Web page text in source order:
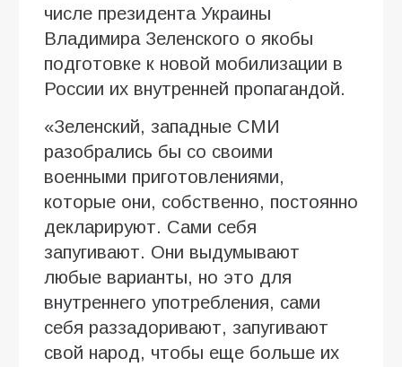
числе президента Украины
Владимира Зеленского о якобы
подготовке к новой мобилизации в
России их внутренней пропагандой.
«Зеленский, западные СМИ
разобрались бы со своими
военными приготовлениями,
которые они, собственно, постоянно
декларируют. Сами себя
запугивают. Они выдумывают
любые варианты, но это для
внутреннего употребления, сами
себя раззадоривают, запугивают
свой народ, чтобы еще больше их